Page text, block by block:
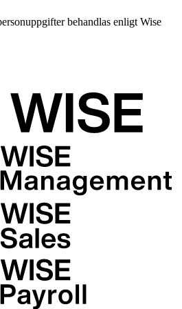
behandlas enligt Wise